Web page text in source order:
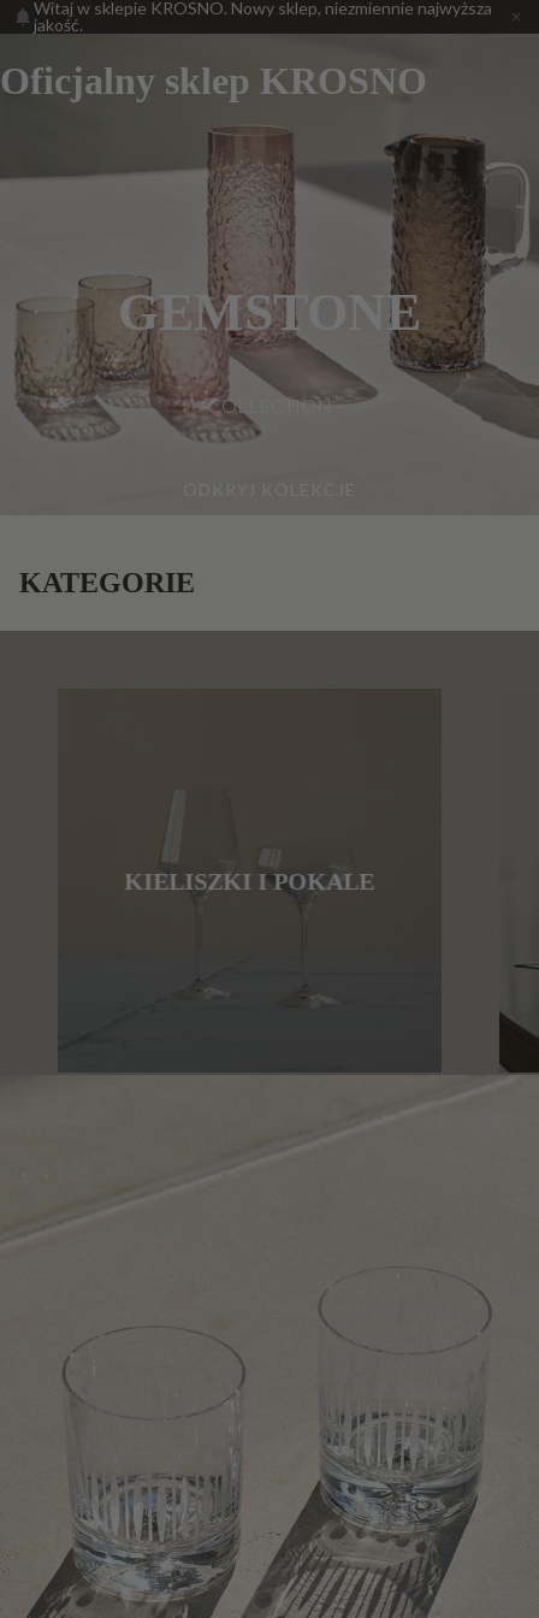
Witaj w sklepie KROSNO. Nowy sklep, niezmiennie najwyższa
jakość.
Oficjalny sklep KROSNO
GEMSTONE
COLLECTION
KATEGORIE
KIELISZKI I POKALE